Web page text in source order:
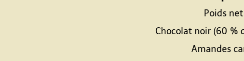
Poids
Chocolat noir (60 %
Amandes